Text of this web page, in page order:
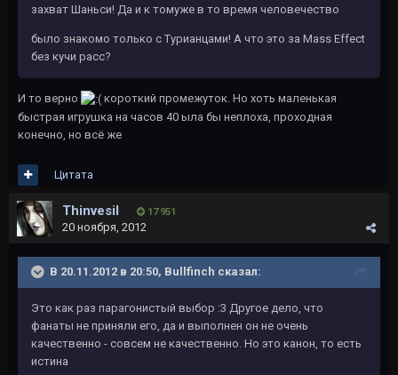
захват Шаньси! Да и к томуже в то время человечество
было знакомо только с Турианцами! А что это за Mass Effect
без кучи расс?
И то верно
короткий промежуток. Но хоть маленькая
быстрая игрушка на часов 40 ыла бы неплоха, проходная
конечно, но всё же
Цитата
Thinvesil 17 951
20 ноября, 2012
В 20.11.2012 в 20:50, Bullfinch сказал:
Это как раз парагонистый выбор :3 Другое дело, что
фанаты не приняли его, да и выполнен он не очень
качественно - совсем не качественно. Но это канон, то есть
истина